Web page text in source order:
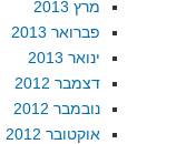
מרץ 2013
פברואר 2013
ינואר 2013
דצמבר 2012
נובמבר 2012
אוקטובר 2012